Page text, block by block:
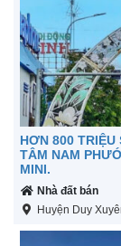
HƠN 800
TÂM NAM
MINI.
Nhà đất bán
Huyện Duy